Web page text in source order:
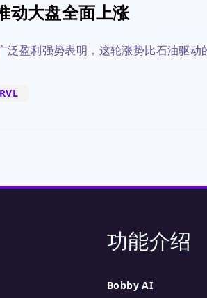
大盘全面上涨
盈利强势表明，这轮涨势比石油驱动
功能介绍
Bobby AI